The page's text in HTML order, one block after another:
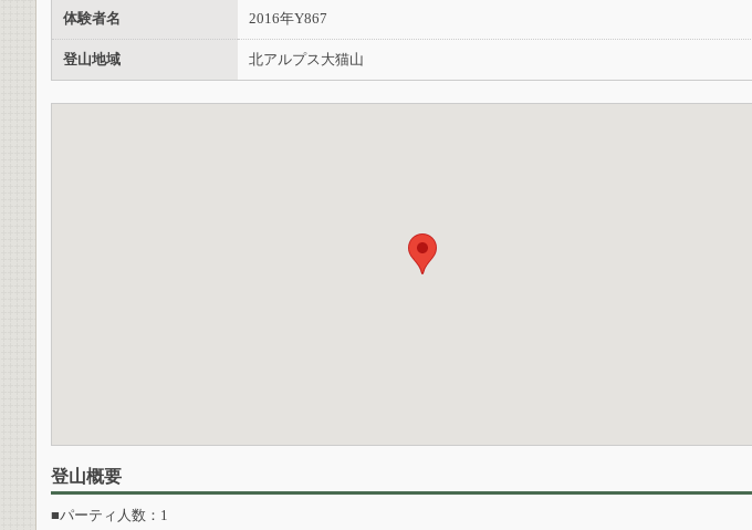
体験者名 2016年Y867
登山地域 北アルプス大猫山
登山概要
■パーティ人数：1